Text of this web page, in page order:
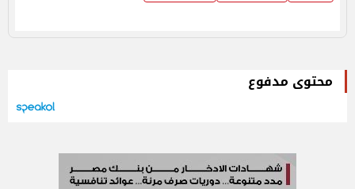
محتوى مدفوع